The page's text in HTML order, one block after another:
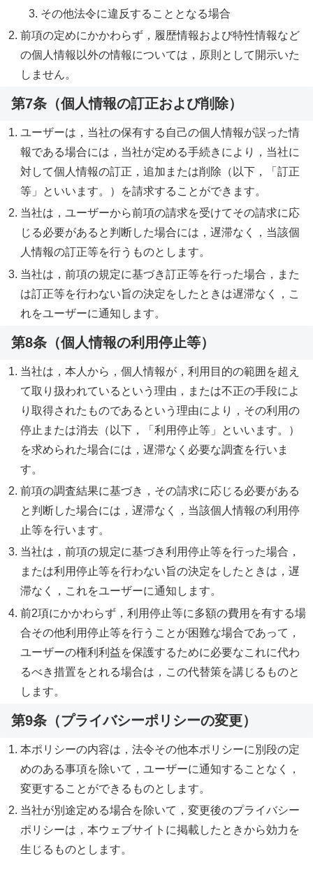
その他法令に違反することとなる場合
前項の定めにかかわらず，履歴情報および特性情報など
の個人情報以外の情報については，原則として開示いた
しません。
第7条（個人情報の訂正および削除）
ユーザーは，当社の保有する自己の個人情報が誤った情
報である場合には，当社が定める手続きにより，当社に
対して個人情報の訂正，追加または削除（以下，「訂正
等」といいます。）を請求することができます。
当社は，ユーザーから前項の請求を受けてその請求に応
じる必要があると判断した場合には，遅滞なく，当該個
人情報の訂正等を行うものとします。
当社は，前項の規定に基づき訂正等を行った場合，また
は訂正等を行わない旨の決定をしたときは遅滞なく，こ
れをユーザーに通知します。
第8条（個人情報の利用停止等）
当社は，本人から，個人情報が，利用目的の範囲を超え
て取り扱われているという理由，または不正の手段によ
り取得されたものであるという理由により，その利用の
停止または消去（以下，「利用停止等」といいます。）
を求められた場合には，遅滞なく必要な調査を行いま
す。
前項の調査結果に基づき，その請求に応じる必要がある
と判断した場合には，遅滞なく，当該個人情報の利用停
止等を行います。
当社は，前項の規定に基づき利用停止等を行った場合，
または利用停止等を行わない旨の決定をしたときは，遅
滞なく，これをユーザーに通知します。
前2項にかかわらず，利用停止等に多額の費用を有する場
合その他利用停止等を行うことが困難な場合であって，
ユーザーの権利利益を保護するために必要なこれに代わ
るべき措置をとれる場合は，この代替策を講じるものと
します。
第9条（プライバシーポリシーの変更）
本ポリシーの内容は，法令その他本ポリシーに別段の定
めのある事項を除いて，ユーザーに通知することなく，
変更することができるものとします。
当社が別途定める場合を除いて，変更後のプライバシー
ポリシーは，本ウェブサイトに掲載したときから効力を
生じるものとします。